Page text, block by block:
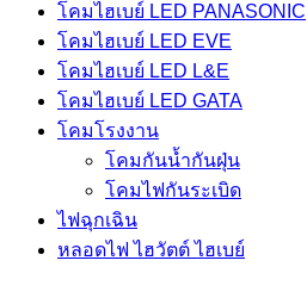
โคมไฮเบย์ LED PANASONIC
โคมไฮเบย์ LED EVE
โคมไฮเบย์ LED L&E
โคมไฮเบย์ LED GATA
โคมโรงงาน
โคมกันน้ำกันฝุ่น
โคมไฟกันระเบิด
ไฟฉุกเฉิน
หลอดไฟ ไฮวัตต์ ไฮเบย์